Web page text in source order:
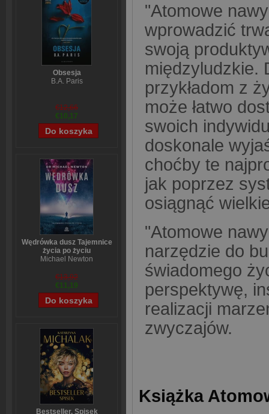
Obsesja
B.A. Paris
€12,66
€10,17
Wędrówka dusz Tajemnice
życia po życiu
Michael Newton
€13,92
€11,19
Bestseller. Spisek
"Atomowe
wprowadzić
swoją
międzyludzkie.
przykładom z
może łatwo
swoich
doskonale
choćby te
jak poprzez
osiągnąć
"Atomowe
narzędzie do
świadomego
perspektywę,
realizacji
zwyczajów.
Książka